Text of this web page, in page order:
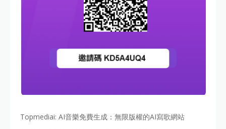
Topmediai: AI音樂免費生成：無限版權的AI寫歌網站